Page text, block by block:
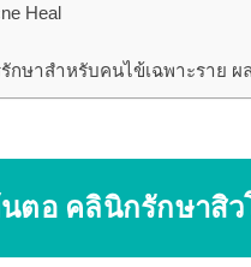
Heal
รักษาสำหรับคนไข้เฉพาะรา
นตอคลินิกรักษาสิว